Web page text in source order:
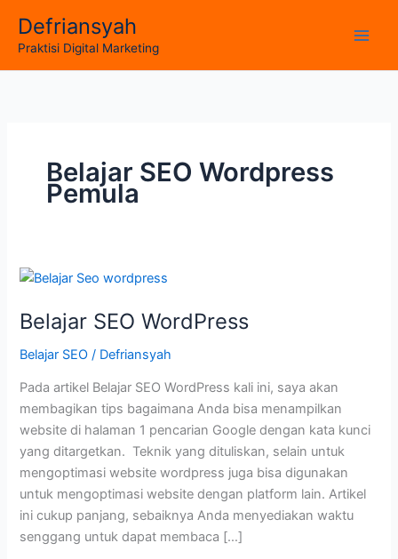
content
Defriansyah
Praktisi Digital Marketing
Belajar SEO Wordpress
Pemula
Belajar SEO WordPress
Belajar SEO / Defriansyah
Pada artikel Belajar SEO WordPress kali ini, saya akan
membagikan tips bagaimana Anda bisa menampilkan
website di halaman 1 pencarian Google dengan kata kunci
yang ditargetkan. Teknik yang dituliskan, selain untuk
mengoptimasi website wordpress juga bisa digunakan
untuk mengoptimasi website dengan platform lain. Artikel
ini cukup panjang, sebaiknya Anda menyediakan waktu
senggang untuk dapat membaca […]